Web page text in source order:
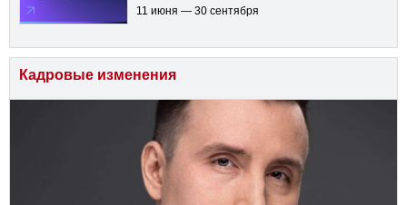
11 июня — 30 сентября
Кадровые изменения